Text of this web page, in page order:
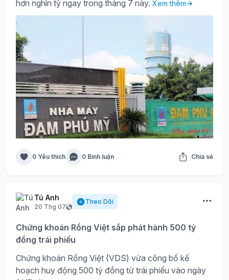
hơn nghìn tỷ ngay trong tháng 7 này. Xem thêm
0 Yêu thích 0 Bình luận Chia sẻ
Tú Anh
20 Thg 07
Theo Dõi
Chứng khoán Rồng Việt sắp phát hành 500 tỷ
đồng trái phiếu
Chứng khoán Rồng Việt (VDS) vừa công bố kế
hoạch huy động 500 tỷ đồng từ trái phiếu vào ngày